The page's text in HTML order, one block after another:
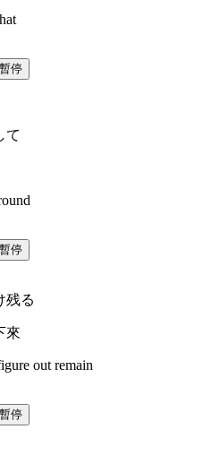
暫停
て
暫停
残る
來
out remain
暫停